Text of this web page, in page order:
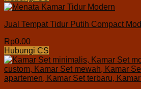
Jual Tempat Tidur Putih Compact
Rp0.00
Hubungi CS